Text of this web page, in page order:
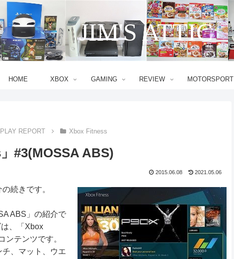
JIM'S ATTIC
HOME XBOX GAMING REVIEW MOTORSPORT
REPORT Xbox Fitness
#3(MOSSA ABS)
2015.06.08 2021.05.06
続きです。
ABS」の紹介で
、「Xbox
ンテンツです。
チ、マット、ウエ